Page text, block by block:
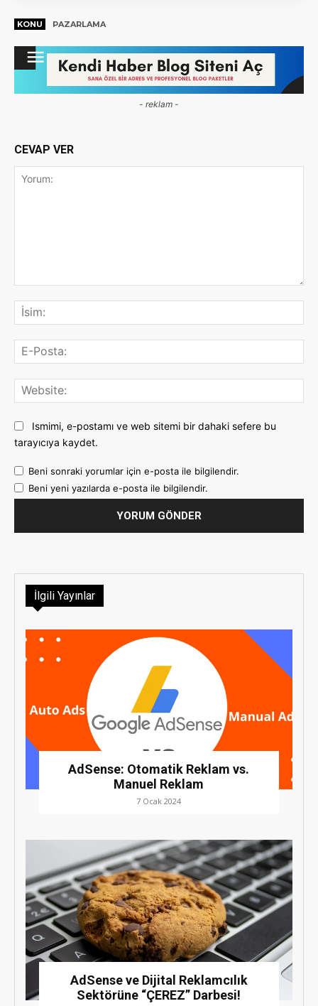
KONU PAZARLAMA
- reklam -
CEVAP VER
Ismimi, e-postamı ve web sitemi bir dahaki sefere bu
tarayıcıya kaydet.
Beni sonraki yorumlar için e-posta ile bilgilendir.
Beni yeni yazılarda e-posta ile bilgilendir.
İlgili Yayınlar
AdSense: Otomatik Reklam vs.
Manuel Reklam
7 Ocak 2024
AdSense ve Dijital Reklamcılık
Sektörüne “ÇEREZ” Darbesi!